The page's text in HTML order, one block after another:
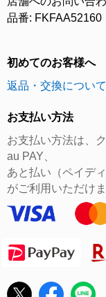
品番: FKFAA52160
初めてのお客様へ
返品・交換について
お支払い方法
お支払い方法は、
au PAY、
あと払い（ペイデ
がご利用いただけま